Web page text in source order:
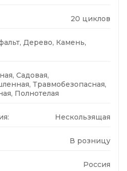
20 циклов
Дерево, Камень,
Садовая,
Травмобезопасная,
Полнотелая
Нескользящая
В розницу
Россия